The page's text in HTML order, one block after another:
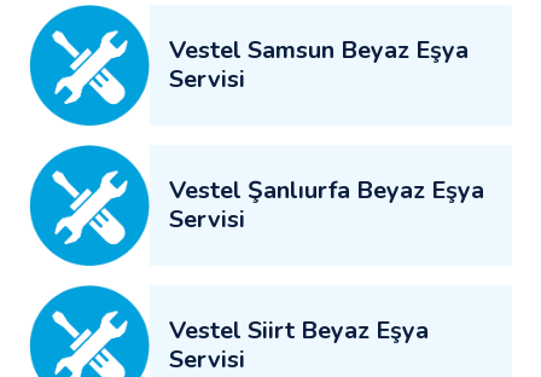
Vestel Samsun Beyaz Eşya
Servisi
Vestel Şanlıurfa Beyaz Eşya
Servisi
Vestel Siirt Beyaz Eşya
Servisi